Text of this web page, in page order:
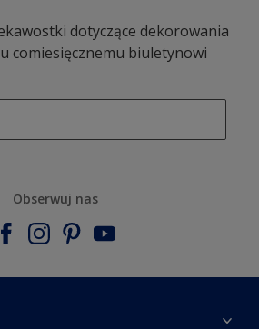
dotyczące dekorowania
comiesięcznemu biuletynowi
Obserwuj nas